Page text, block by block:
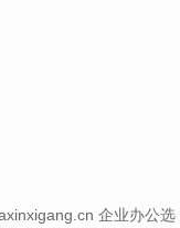
企业办公选